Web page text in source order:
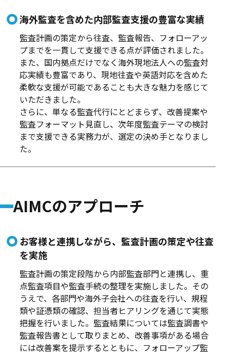
海外監査を含めた内部監査支援の豊富な実績
監査計画の策定から往査、監査報告、フォローアッ
プまでを一貫して支援できる点が評価されました。
また、国内拠点だけでなく海外現地法人への監査対
応実績も豊富であり、現地往査や英語対応を含めた
柔軟な支援が可能であることも大きな魅力を感じて
いただきました。
さらに、単なる監査代行にとどまらず、改善提案や
監査フォーマット見直し、次年度監査テーマの検討
まで支援できる実務力が、選定の決め手となりまし
た。
AIMCのアプローチ
お客様と連携しながら、監査計画の策定や往査
を実施
監査計画の策定段階から内部監査部門と連携し、重
点監査項目や監査手続の整理を実施しました。その
うえで、各部門や海外子会社への往査を行い、規程
類や証憑類の確認、担当者ヒアリングを通じて実態
把握を行いました。監査結果については監査調書や
監査報告書として取りまとめ、改善事項がある場合
には改善案を提示するとともに、フォローアップ監